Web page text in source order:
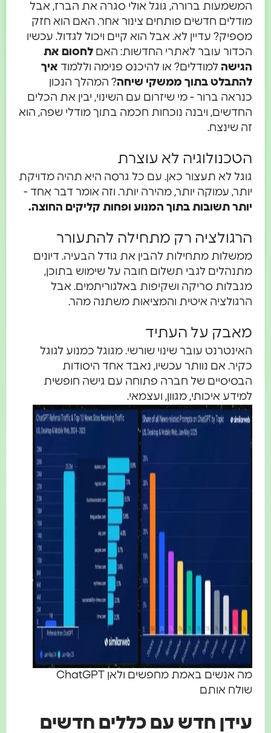
המשמעות ברורה, גוגל אולי סגרה את הברז, אבל
מודלים חדשים פותחים צינור אחר. האם הוא חזק
מספיק? עדיין לא. אבל הוא קיים ויכול לגדול. עכשיו
הכדור עובר לאתרי החדשות: האם לחסום את
הגישה למודלים? או להיכנס פנימה וללמוד איך
להתבלט בתוך ממשקי שיחה? המהלך הנכון
כנראה ברור - מי שיזרום עם השינוי, יבין את הכלים
החדשים, ויבנה נוכחות חכמה בתוך מודלי שפה, הוא
זה שינצח.
הטכנולוגיה לא עוצרת
גוגל לא תעצור כאן. עם כל גרסה היא תהיה מדויקת
יותר, עמוקה יותר, מהירה יותר. וזה אומר דבר אחד -
יותר תשובות בתוך המנוע ופחות קליקים החוצה.
הרגולציה רק מתחילה להתעורר
ממשלות מתחילות להבין את גודל הבעיה. דיונים
מתנהלים לגבי תשלום חובה על שימוש בתוכן,
מגבלות סריקה ושקיפות באלגוריתמים. אבל
הרגולציה איטית והמציאות משתנה מהר.
מאבק על העתיד
האינטרנט עובר שינוי שורשי. מגוגל כמנוע לגוגל
כקיר. אם נוותר עכשיו, נאבד אחד היסודות
הבסיסיים של חברה פתוחה עם גישה חופשית
למידע איכותי, מגוון, ועצמאי.
מה אנשים באמת מחפשים ולאן ChatGPT
שולח אותם
עידן חדש עם כללים חדשים